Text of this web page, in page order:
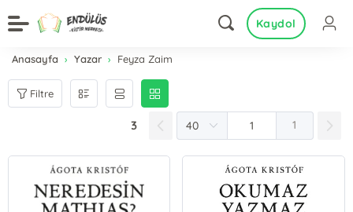
Kaydol
Anasayfa Yazar Feyza Zaim
Filtre
3 1